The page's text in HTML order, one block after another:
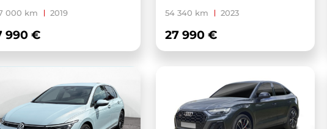
000 km 2019
990 €
54 340 km 2023
27 990 €